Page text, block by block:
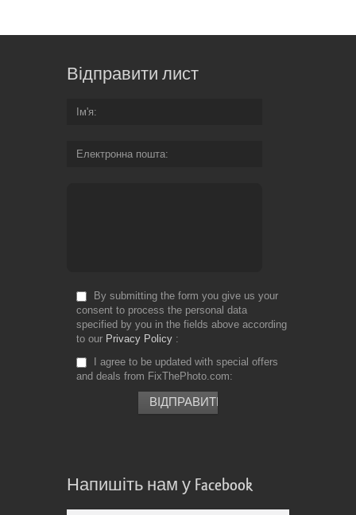
Відправити лист
Ім'я
Електронна пошта
By submitting the form you give us your
consent to process the personal data
specified by you in the fields above according
to our Privacy Policy
I agree to be updated with special offers
and deals from FixThePhoto.com
Напишіть нам у Facebook